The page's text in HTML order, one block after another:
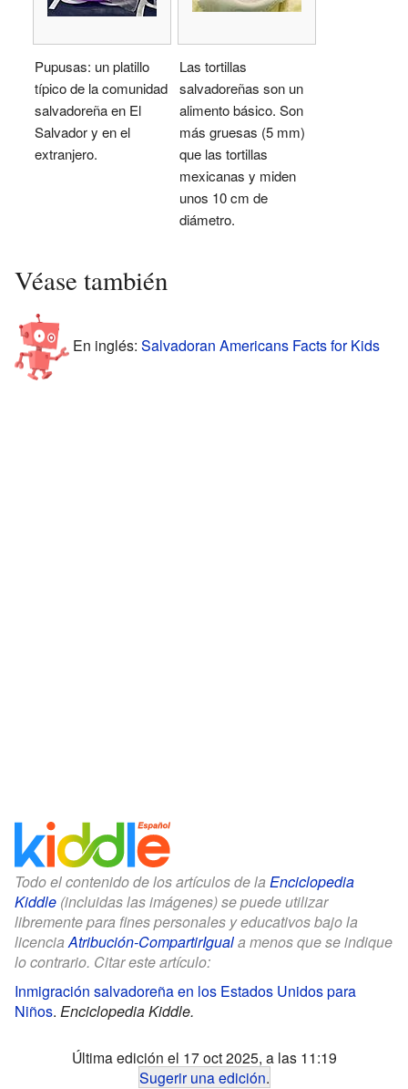
Pupusas: un platillo
típico de la comunidad
salvadoreña en El
Salvador y en el
extranjero.
Las tortillas
salvadoreñas son un
alimento básico. Son
más gruesas (5 mm)
que las tortillas
mexicanas y miden
unos 10 cm de
diámetro.
Véase también
En inglés: Salvadoran Americans Facts for Kids
Todo el contenido de los artículos de la Enciclopedia
Kiddle (incluidas las imágenes) se puede utilizar
libremente para fines personales y educativos bajo la
licenciaAtribución-CompartirIguala menos que se indique
lo contrario. Citar este artículo:
Inmigración salvadoreña en los Estados Unidos para
Niños. Enciclopedia Kiddle.
Última edición el 17 oct 2025, a las 11:19
Sugerir una edición.